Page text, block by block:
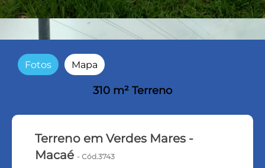
Fotos Mapa
310 m² Terreno
Terreno em Verdes Mares -
Macaé - Cód.3743